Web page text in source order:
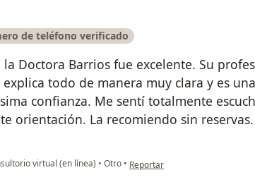
de teléfono verificado
Doctora Barrios fue excelente. Su
todo de manera muy clara y es
confianza. Me sentí totalmente
orientación. La recomiendo sin
virtual (en línea) • Otro • en opinión del usuario Mauricio
Reportar